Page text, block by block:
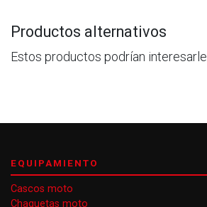
Productos alternativos
Estos productos podrían interesarle
EQUIPAMIENTO
Cascos moto
Chaquetas moto